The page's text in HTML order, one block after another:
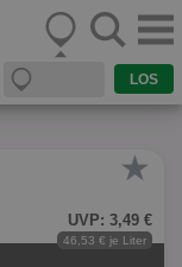
★
UVP: 3,49 €
46,53 € je Liter